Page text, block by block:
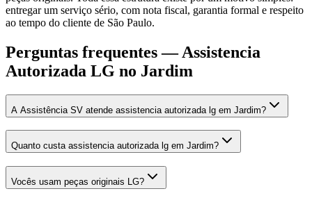
entregar um serviço sério, com nota fiscal, garantia formal e respeito
ao tempo do cliente de São Paulo.
Perguntas frequentes —Assistencia
Autorizada LG no Jardim
A Assistência SV atende assistencia autorizada lg em Jardim?
Quanto custa assistencia autorizada lg em Jardim?
Vocês usam peças originais LG?